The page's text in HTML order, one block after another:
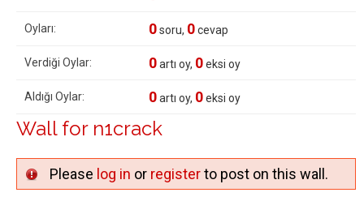
Oyları: 0soru, 0cevap
Verdiği Oylar: 0artı oy, 0eksi oy
Aldığı Oylar: 0artı oy, 0eksi oy
Wall for n1crack
Please log in or registerto post on this wall.